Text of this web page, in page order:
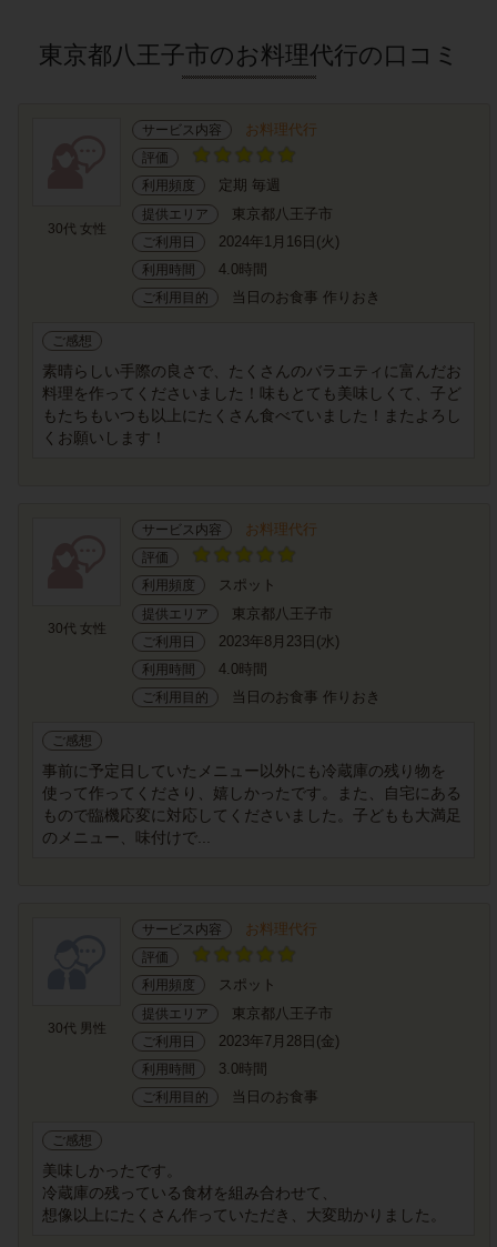
東京都八王子市のお料理代行の口コミ
30代 女性
サービス内容 お料理代行
評価
利用頻度
定期 毎週
提供エリア 東京都八王子市
ご利用日 2024年1月16日(火)
利用時間 4.0時間
ご利用目的 当日のお食事 作りおき
ご感想
素晴らしい手際の良さで、たくさんのバラエティに富んだお
料理を作ってくださいました！味もとても美味しくて、子ど
もたちもいつも以上にたくさん食べていました！またよろし
くお願いします！
30代 女性
サービス内容 お料理代行
評価
利用頻度
スポット
提供エリア 東京都八王子市
ご利用日 2023年8月23日(水)
利用時間 4.0時間
ご利用目的 当日のお食事 作りおき
ご感想
事前に予定日していたメニュー以外にも冷蔵庫の残り物を
使って作ってくださり、嬉しかったです。また、自宅にある
もので臨機応変に対応してくださいました。子どもも大満足
のメニュー、味付けで...
30代 男性
サービス内容 お料理代行
評価
利用頻度
スポット
提供エリア 東京都八王子市
ご利用日 2023年7月28日(金)
利用時間 3.0時間
ご利用目的 当日のお食事
ご感想
美味しかったです。
冷蔵庫の残っている食材を組み合わせて、
想像以上にたくさん作っていただき、大変助かりました。